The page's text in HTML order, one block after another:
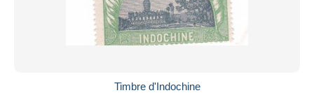
Timbre d'Indochine